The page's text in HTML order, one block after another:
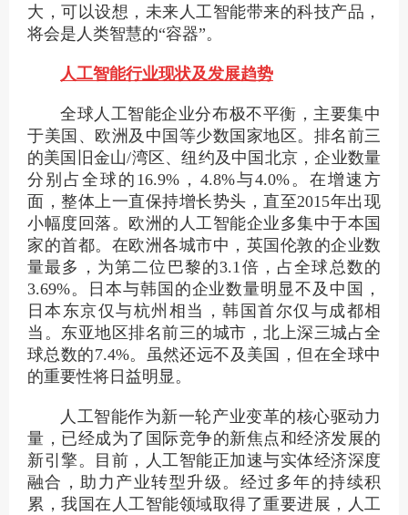
大，可以设想，未来人工智能带来的科技产品，
将会是人类智慧的“容器”。
人工智能行业现状及发展趋势
全球人工智能企业分布极不平衡，主要集中
于美国、欧洲及中国等少数国家地区。排名前三
的美国旧金山/湾区、纽约及中国北京，企业数量
分别占全球的16.9%，4.8%与4.0%。在增速方
面，整体上一直保持增长势头，直至2015年出现
小幅度回落。欧洲的人工智能企业多集中于本国
家的首都。在欧洲各城市中，英国伦敦的企业数
量最多，为第二位巴黎的3.1倍，占全球总数的
3.69%。日本与韩国的企业数量明显不及中国，
日本东京仅与杭州相当，韩国首尔仅与成都相
当。东亚地区排名前三的城市，北上深三城占全
球总数的7.4%。虽然还远不及美国，但在全球中
的重要性将日益明显。
人工智能作为新一轮产业变革的核心驱动力
量，已经成为了国际竞争的新焦点和经济发展的
新引擎。目前，人工智能正加速与实体经济深度
融合，助力产业转型升级。经过多年的持续积
累，我国在人工智能领域取得了重要进展，人工